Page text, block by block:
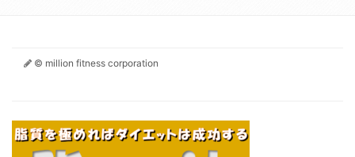
© million fitness corporation